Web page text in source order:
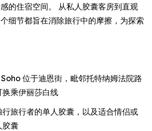
的住宿空间。 从私人胶囊客房到直观
细节都旨在消除旅行中的摩擦，为探索
位于迪恩街，毗邻托特纳姆法院路
乘伊丽莎白线
旅行者的单人胶囊，以及适合情侣或
胶囊